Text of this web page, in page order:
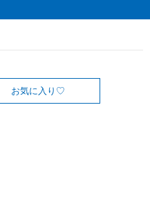
お気に入り